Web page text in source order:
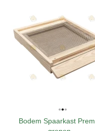
Bodem Spaarkast